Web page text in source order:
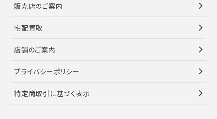
販売店のご案内
宅配買取
店舗のご案内
プライバシーポリシー
特定商取引に基づく表示